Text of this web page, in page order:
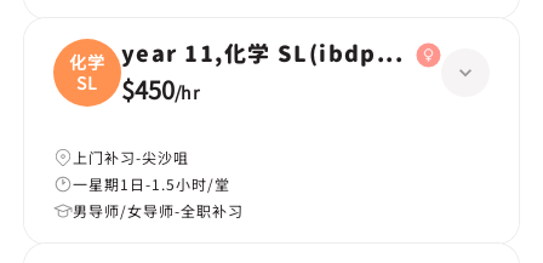
化学
SL
year 11,化学 SL(ibdp第一年)
$450/hr
上门补习-尖沙咀
一星期1日-1.5小时/堂
男导师/女导师-全职补习